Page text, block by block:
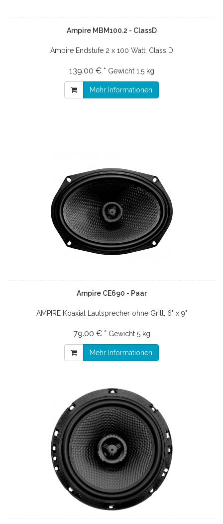
Ampire MBM100.2 - ClassD
Ampire Endstufe 2 x 100 Watt, Class D
139.00 € * Gewicht 1.5 kg
Mehr Informationen
Ampire CE690 - Paar
AMPIRE Koaxial Lautsprecher ohne Grill, 6" x 9"
79.00 € * Gewicht 5 kg
Mehr Informationen